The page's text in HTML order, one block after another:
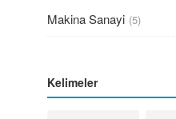
Makina Sanayi (5)
Kelimeler